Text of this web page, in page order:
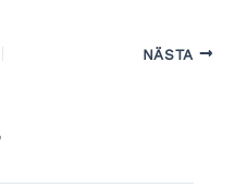
NÄSTA